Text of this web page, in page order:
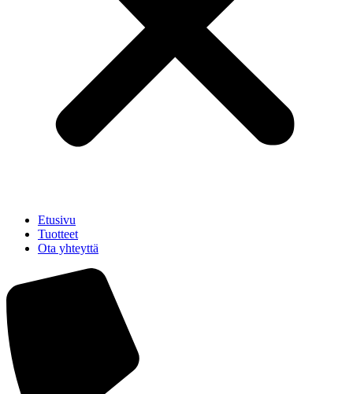
Etusivu
Tuotteet
Ota yhteyttä